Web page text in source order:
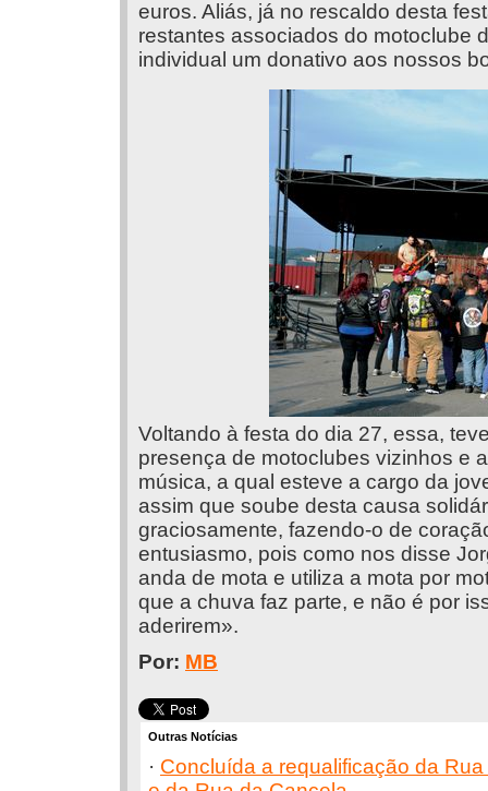
euros. Aliás, já no rescaldo desta
restantes associados do motoclube
individual um donativo aos nossos
Voltando à festa do dia 27, essa,
presença de motoclubes vizinhos e
música, a qual esteve a cargo da
assim que soube desta causa
graciosamente, fazendo-o de
entusiasmo, pois como nos disse
anda de mota e utiliza a mota por
que a chuva faz parte, e não é por
aderirem».
Por: MB
Outras Notícias
· Concluída a requalificação da